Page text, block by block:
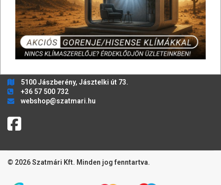
Profilom Regisztráció Rendeléseim
Kosaraim
Elállás szerződéstől
WEBÁRUHÁZ, ÜGYFÉLSZOLGÁLAT
Bármilyen kérdés, kérés esetén lépjen kapcsolatba velünk!
5100 Jászberény, Jásztelki út 73.
+36 57 500 732
webshop@szatmari.hu
© 2026 Szatmári Kft. Minden jog fenntartva.